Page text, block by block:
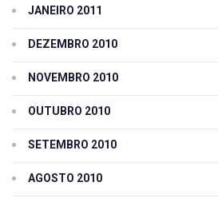
JANEIRO 2011
DEZEMBRO 2010
NOVEMBRO 2010
OUTUBRO 2010
SETEMBRO 2010
AGOSTO 2010